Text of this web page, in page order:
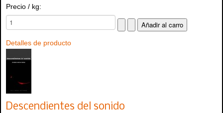
Precio / kg:
Detalles de producto
Descendientes del sonido